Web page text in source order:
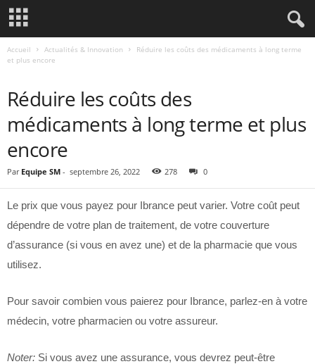
Accueil Actualités & Innovation
Réduire les coûts des médicaments à long terme
et plus encore
Réduire les coûts des
médicaments à long terme et plus
encore
Par Equipe SM - septembre 26, 2022 278 0
Le prix que vous payez pour Ibrance peut varier. Votre coût peut
dépendre de votre plan de traitement, de votre couverture
d’assurance (si vous en avez une) et de la pharmacie que vous
utilisez.
Pour savoir combien vous paierez pour Ibrance, parlez-en à votre
médecin, votre pharmacien ou votre assureur.
Noter: Si vous avez une assurance, vous devrez peut-être